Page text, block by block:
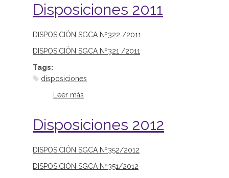
Disposiciones 2011
DISPOSICIÓN SGCA Nº322 /2011
DISPOSICIÓN SGCA Nº321 /2011
Tags:
disposiciones
Leer más
Disposiciones 2012
DISPOSICIÓN SGCA Nº352/2012
DISPOSICIÓN SGCA Nº351/2012